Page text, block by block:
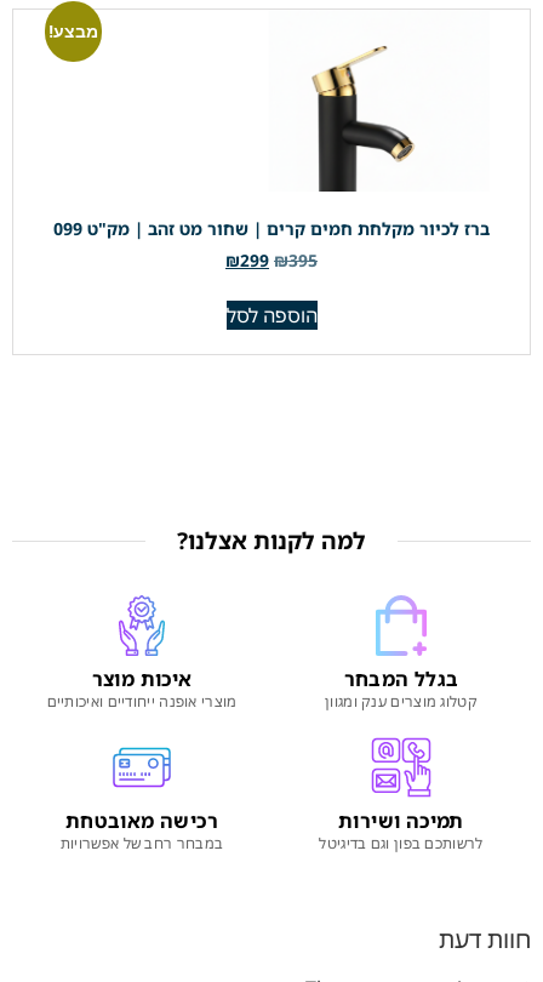
מבצע!
ברז לכיור מקלחת חמים קרים | שחור מט זהב | מק"ט 099
₪395
₪299
הוספה לסל
למה לקנות אצלנו?
בגלל המבחר
קטלוג מוצרים ענק ומגוון
איכות מוצר
מוצרי אופנה ייחודיים ואיכותיים
תמיכה ושירות
לרשותכם בפון וגם בדיגיטל
רכישה מאובטחת
במבחר רחב של אפשרויות
חוות דעת